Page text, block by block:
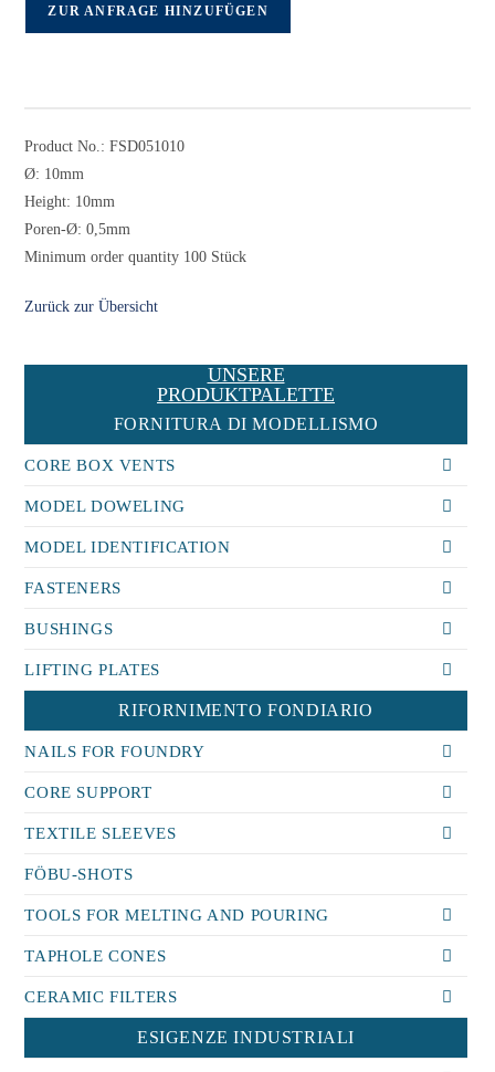
ZUR ANFRAGE HINZUFÜGEN
Product No.: FSD051010
Ø: 10mm
Height: 10mm
Poren-Ø: 0,5mm
Minimum order quantity 100 Stück
Zurück zur Übersicht
UNSERE
PRODUKTPALETTE
FORNITURA DI MODELLISMO
CORE BOX VENTS
MODEL DOWELING
MODEL IDENTIFICATION
FASTENERS
BUSHINGS
LIFTING PLATES
RIFORNIMENTO FONDIARIO
NAILS FOR FOUNDRY
CORE SUPPORT
TEXTILE SLEEVES
FÖBU-SHOTS
TOOLS FOR MELTING AND POURING
TAPHOLE CONES
CERAMIC FILTERS
ESIGENZE INDUSTRIALI